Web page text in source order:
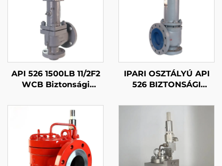
API 526 1500LB 11/2F2
WCB Biztonsági
– Gáz- és
Folyadékszereléshez,
Magas Nyomású,
Tűzálló, Olaj- és
Gázipar/Petrokémiai
Alkalmazásokhoz
IPARI OSZTÁLYÚ API
526 BIZTONSÁGI
– WCB/316 KIVITEL –
GŐZ ÉS GÁZVÉDELEM
– SZABADYON
TESTRESZABHATÓ
ELEKTROMOS